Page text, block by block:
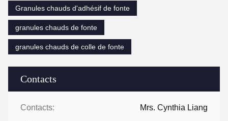
Contacts
Contacts: Mrs. Cynthia Liang
Granules chauds d'adhésif de fonte
granules chauds de fonte
granules chauds de colle de fonte